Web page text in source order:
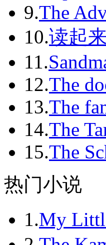
2012-01
2012-02
2012-03
2012-04
2012-05
2012-06
2012-07
2012-08
2012-09
2012-10
9.The
10.读起
11.
12.The
13.The
14.The
15.The
热门小说
1.My